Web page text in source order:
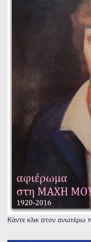
Κάντε κλικ στον ανωτέρω